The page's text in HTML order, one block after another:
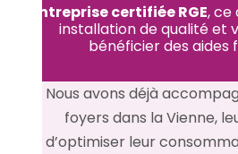
Nous avons déjà
foyers dans la Vienne,
d’optimiser leur
Entreprise certifiée RGE, ce
installation de qualité et
bénéficier des aides